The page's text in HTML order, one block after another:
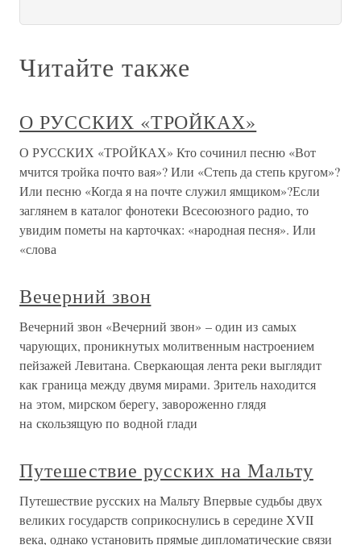
Читайте также
О РУССКИХ «ТРОЙКАХ»
О РУССКИХ «ТРОЙКАХ» Кто сочинил песню «Вот
мчится тройка почто вая»? Или «Степь да степь кругом»?
Или песню «Когда я на почте служил ямщиком»?Если
заглянем в каталог фонотеки Всесоюзного радио, то
увидим пометы на карточках: «народная песня». Или
«слова
Вечерний звон
Вечерний звон «Вечерний звон» – один из самых
чарующих, проникнутых молитвенным настроением
пейзажей Левитана. Сверкающая лента реки выглядит
как граница между двумя мирами. Зритель находится
на этом, мирском берегу, завороженно глядя
на скользящую по водной глади
Путешествие русских на Мальту
Путешествие русских на Мальту Впервые судьбы двух
великих государств соприкоснулись в середине XVII
века, однако установить прямые дипломатические связи